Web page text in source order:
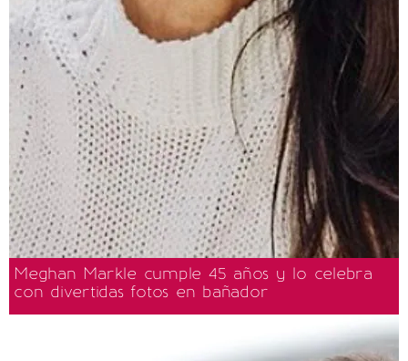
Meghan Markle cumple 45 años y lo celebra
con divertidas fotos en bañador